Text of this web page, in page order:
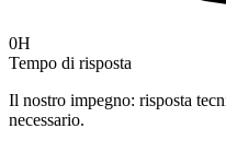
0H
Tempo di risposta
Il nostro impegno: risposta
necessario.